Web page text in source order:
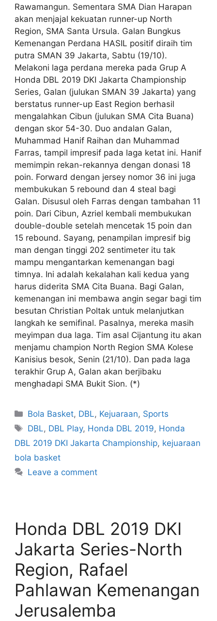
Rawamangun. Sementara SMA Dian Harapan
akan menjajal kekuatan runner-up North
Region, SMA Santa Ursula. Galan Bungkus
Kemenangan Perdana HASIL positif diraih tim
putra SMAN 39 Jakarta, Sabtu (19/10).
Melakoni laga perdana mereka pada Grup A
Honda DBL 2019 DKI Jakarta Championship
Series, Galan (julukan SMAN 39 Jakarta) yang
berstatus runner-up East Region berhasil
mengalahkan Cibun (julukan SMA Cita Buana)
dengan skor 54-30. Duo andalan Galan,
Muhammad Hanif Raihan dan Muhammad
Farras, tampil impresif pada laga ketat ini. Hanif
memimpin rekan-rekannya dengan donasi 18
poin. Forward dengan jersey nomor 36 ini juga
membukukan 5 rebound dan 4 steal bagi
Galan. Disusul oleh Farras dengan tambahan 11
poin. Dari Cibun, Azriel kembali membukukan
double-double setelah mencetak 15 poin dan
15 rebound. Sayang, penampilan impresif big
man dengan tinggi 202 sentimeter itu tak
mampu mengantarkan kemenangan bagi
timnya. Ini adalah kekalahan kali kedua yang
harus diderita SMA Cita Buana. Bagi Galan,
kemenangan ini membawa angin segar bagi tim
besutan Christian Poltak untuk melanjutkan
langkah ke semifinal. Pasalnya, mereka masih
meyimpan dua laga. Tim asal Cijantung itu akan
menjamu champion North Region SMA Kolese
Kanisius besok, Senin (21/10). Dan pada laga
terakhir Grup A, Galan akan berjibaku
menghadapi SMA Bukit Sion. (*)
Bola Basket, DBL, Kejuaraan, Sports
DBL, DBL Play, Honda DBL 2019, Honda
DBL 2019 DKI Jakarta Championship, kejuaraan
bola basket
Leave a comment
Honda DBL 2019 DKI
Jakarta Series-North
Region, Rafael
Pahlawan Kemenangan
Jerusalemba